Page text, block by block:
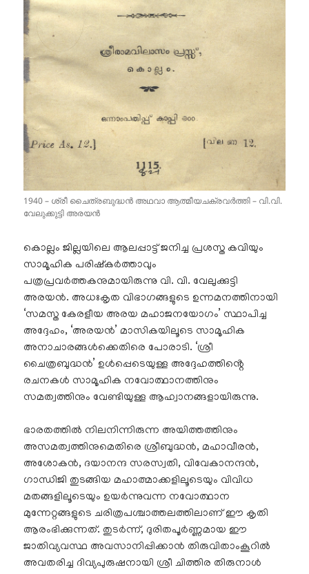
1940 – ശ്രീ ചൈത്രബുദ്ധൻ അഥവാ ആത്മീയചക്രവർത്തി – വി.വി.
വേലുക്കുട്ടി അരയൻ
കൊല്ലം ജില്ലയിലെ ആലപ്പാട്ട് ജനിച്ച പ്രശസ്ത കവിയും
സാമൂഹിക പരിഷ്കർത്താവും
പത്രപ്രവർത്തകനുമായിരുന്നു വി. വി. വേലുക്കുട്ടി
അരയൻ. അധഃകൃത വിഭാഗങ്ങളുടെ ഉന്നമനത്തിനായി
‘സമസ്ത കേരളീയ അരയ മഹാജനയോഗം’ സ്ഥാപിച്ച
അദ്ദേഹം, ‘അരയൻ’ മാസികയിലൂടെ സാമൂഹിക
അനാചാരങ്ങൾക്കെതിരെ പോരാടി. ‘ശ്രീ
ചൈത്രബുദ്ധൻ’ ഉൾപ്പെടെയുള്ള അദ്ദേഹത്തിൻ്റെ
രചനകൾ സാമൂഹിക നവോത്ഥാനത്തിനും
സമത്വത്തിനും വേണ്ടിയുള്ള ആഹ്വാനങ്ങളായിരുന്നു.
ഭാരതത്തിൽ നിലനിന്നിരുന്ന അയിത്തത്തിനും
അസമത്വത്തിനുമെതിരെ ശ്രീബുദ്ധൻ, മഹാവീരൻ,
അശോകൻ, ദയാനന്ദ സരസ്വതി, വിവേകാനന്ദൻ,
ഗാന്ധിജി തുടങ്ങിയ മഹാത്മാക്കളിലൂടെയും വിവിധ
മതങ്ങളിലൂടെയും ഉയർന്നുവന്ന നവോത്ഥാന
മുന്നേറ്റങ്ങളുടെ ചരിത്രപശ്ചാത്തലത്തിലാണ് ഈ കൃതി
ആരംഭിക്കുന്നത്. തുടർന്ന്, ദുരിതപൂർണ്ണമായ ഈ
ജാതിവ്യവസ്ഥ അവസാനിപ്പിക്കാൻ തിരുവിതാംകൂറിൽ
അവതരിച്ച ദിവ്യപുരുഷനായി ശ്രീ ചിത്തിര തിരുനാൾ